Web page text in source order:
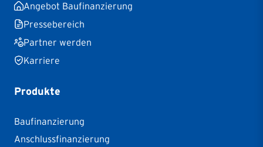
Angebot Baufinanzierung
Pressebereich
Partner werden
Karriere
Produkte
Baufinanzierung
Anschlussfinanzierung